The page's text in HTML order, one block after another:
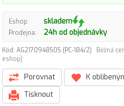
Eshop: skladem
Prodejna: 24h od objednávky
Kód: AG2170948505 (PC-184/2)
Běžná
eshop)
Porovnat K
Tisknout